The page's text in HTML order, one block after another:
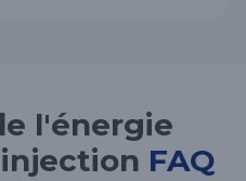
l'énergie
FAQ